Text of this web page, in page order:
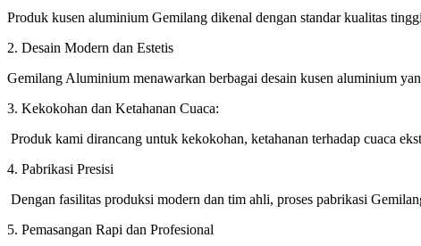
Produk kusen aluminium Gemilang dikenal dengan standar kualitas
2. Desain Modern dan Estetis
Gemilang Aluminium menawarkan berbagai desain kusen aluminium
3. Kekokohan dan Ketahanan Cuaca:
Produk kami dirancang untuk kekokohan, ketahanan terhadap cuaca
4. Pabrikasi Presisi
Dengan fasilitas produksi modern dan tim ahli, proses pabrikasi
5. Pemasangan Rapi dan Profesional